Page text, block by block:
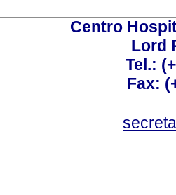
Centro
Lord
Tel.:
Fax: